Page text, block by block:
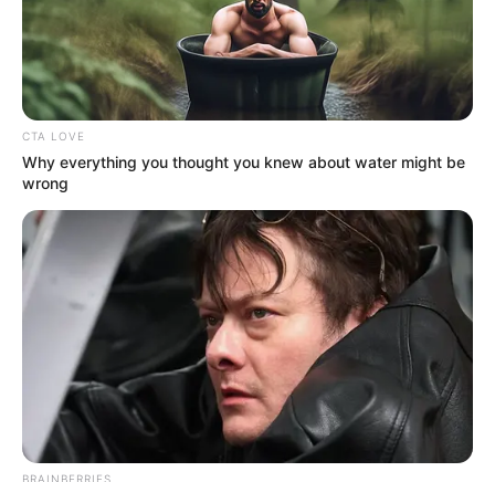
CTA LOVE
Why everything you thought you knew about water might be
wrong
BRAINBERRIES